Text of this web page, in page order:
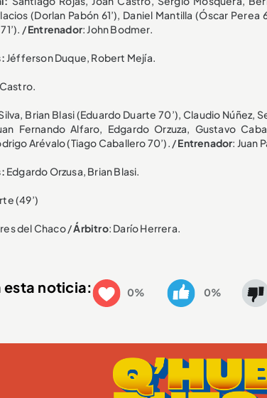
(Dorlan Pabón 61’), Daniel Mantilla (Óscar
/Entrenador: John Bodmer.
Jéfferson Duque, Robert Mejía.
Brian Blasi (Eduardo Duarte 70’), Claudio Núñez,
Fernando Alfaro, Edgardo Orzuza, Gustavo
Arévalo (Tiago Caballero 70’). /Entrenador: Juan
Edgardo Orzusa, Brian Blasi.
(49’)
del Chaco /Árbitro: Darío Herrera.
esta noticia: 0% 0%